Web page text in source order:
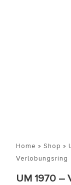
Home » Shop »
Verlobungsring
UM 1970 –